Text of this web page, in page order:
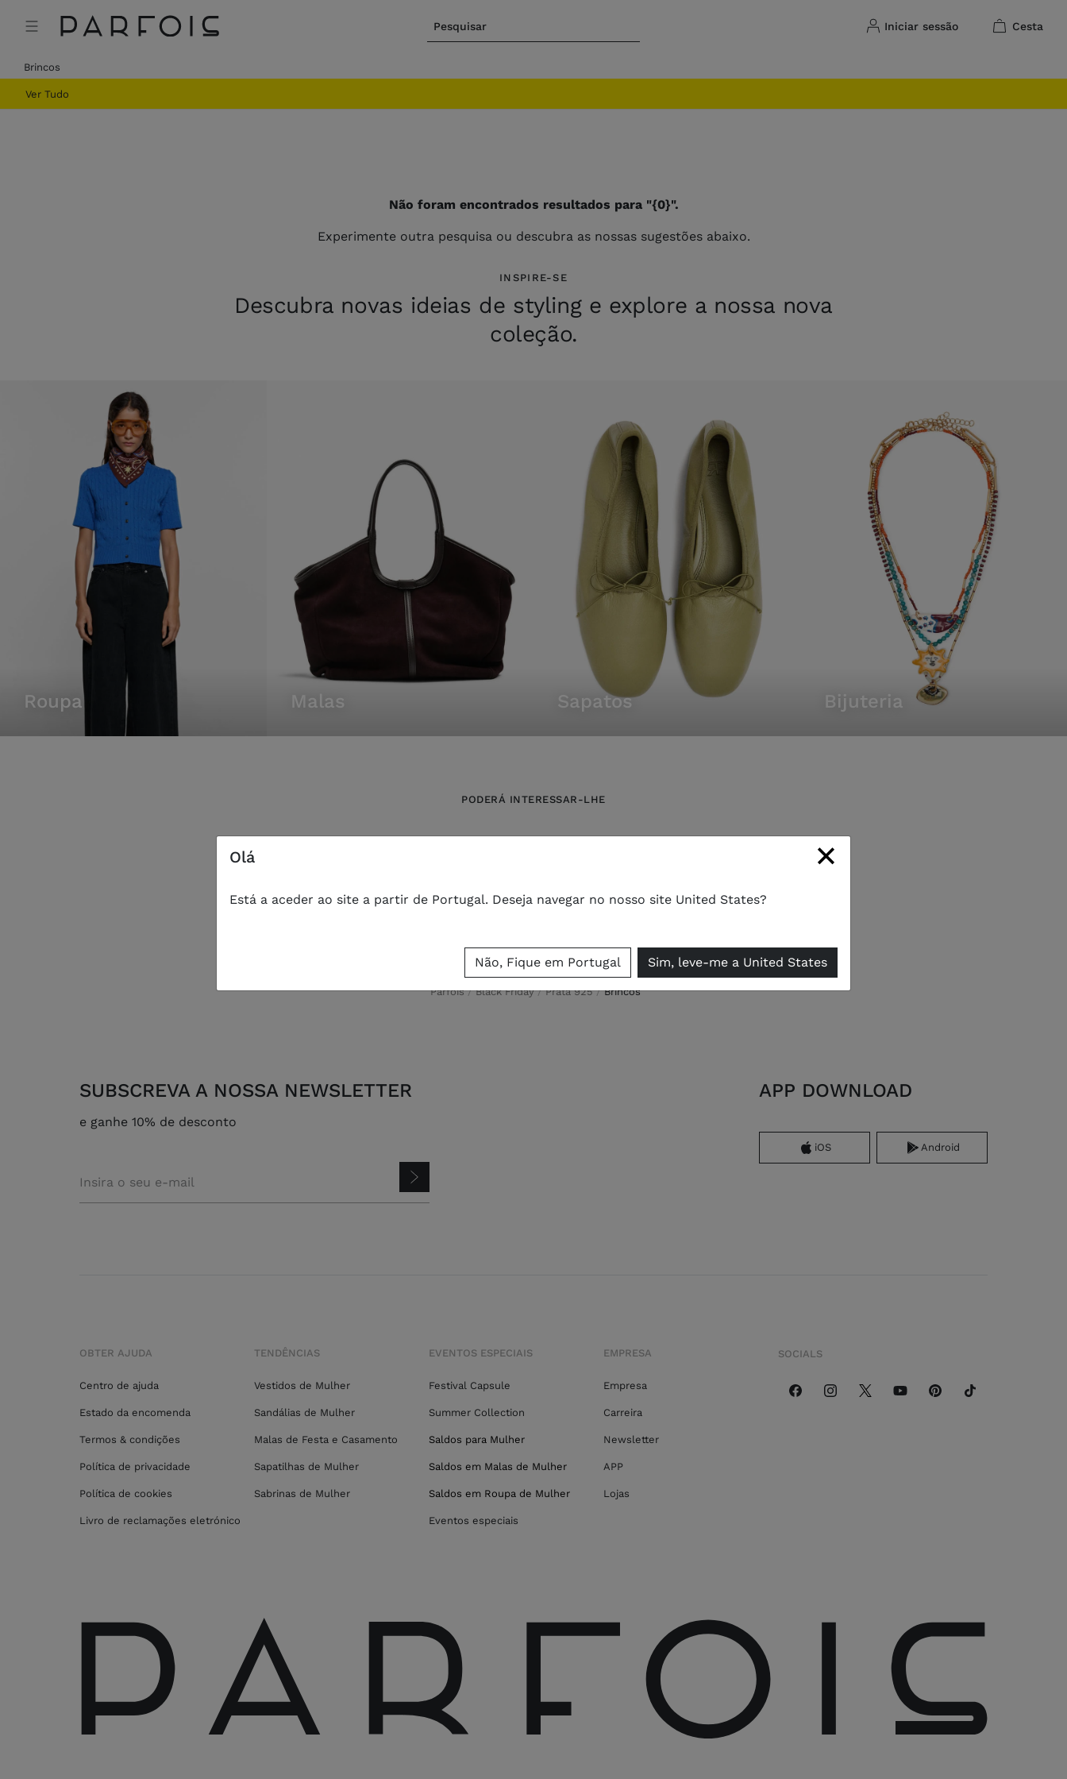
Pesquisar iniciar sessão cesta
olá ×
Está a aceder ao site a partir de Portugal. Deseja navegar no nosso site United States?
Não, Fique em Portugal Sim, leve-me a United States
Brincos
Ver Tudo
Não foram encontrados resultados para "{0}".
Experimente outra pesquisa ou descubra as nossas sugestões abaixo.
INSPIRE-SE
Descubra novas ideias de styling e explore a nossa nova
coleção.
roupa malas sapatos bijuteria
PODERÁ INTERESSAR-LHE
Parfois Black Friday Prata 925 brincos
SUBSCREVA A NOSSA NEWSLETTER
e ganhe 10% de desconto
APP DOWNLOAD
iOS Android
OBTER AJUDA
Centro de ajuda
Estado da encomenda
Termos & condições
Política de privacidade
Política de cookies
Livro de reclamações eletrónico
TENDÊNCIAS
Vestidos de Mulher
Sandálias de Mulher
Malas de Festa e Casamento
Sapatilhas de Mulher
Sabrinas de Mulher
EVENTOS ESPECIAIS
Festival Capsule
Summer Collection
Saldos para Mulher
Saldos em Malas de Mulher
Saldos em Roupa de Mulher
Eventos especiais
EMPRESA
Empresa
Carreira
Newsletter
APP
Lojas
SOCIALS